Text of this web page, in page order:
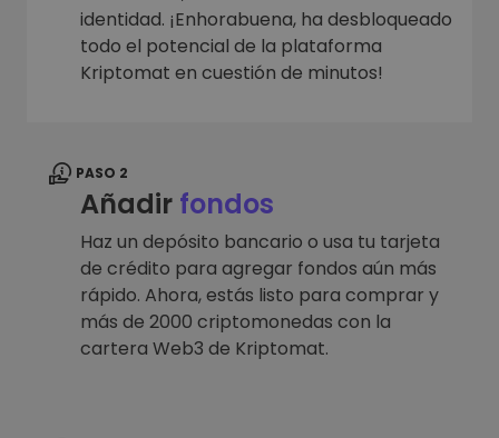
identidad. ¡Enhorabuena, ha desbloqueado
todo el potencial de la plataforma
Kriptomat en cuestión de minutos!
PASO 2
Añadir fondos
Haz un depósito bancario o usa tu tarjeta
de crédito para agregar fondos aún más
rápido. Ahora, estás listo para comprar y
más de 2000 criptomonedas con la
cartera Web3 de Kriptomat.